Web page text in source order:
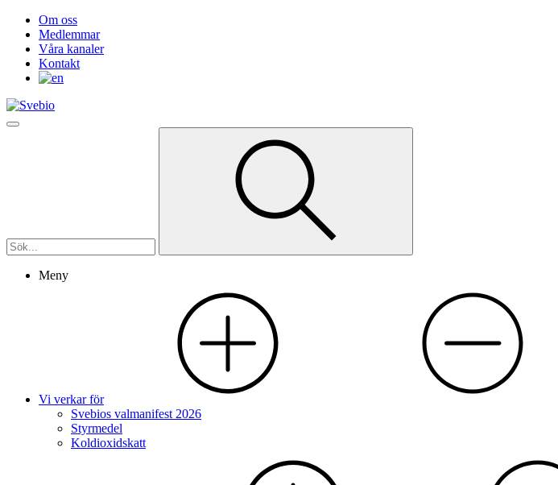
Om oss
Medlemmar
Våra kanaler
Kontakt
Meny
Vi verkar för
Svebios valmanifest 2026
Styrmedel
Koldioxidskatt